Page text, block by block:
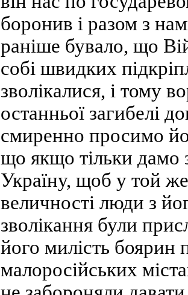
боронив і разом з
раніше бувало, що
собі швидких
зволікалися, і тому
останньої загибелі
смиренно просимо
що якщо тільки дамо
Україну, щоб у той же
величності люди з
зволікання були
його милість
малоросійських